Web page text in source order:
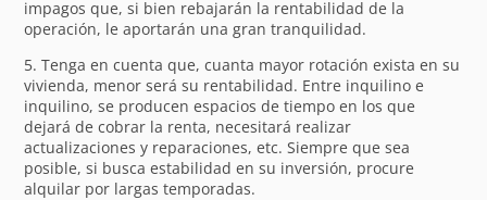
impagos que, si bien rebajarán la rentabilidad de la
operación, le aportarán una gran tranquilidad.
5. Tenga en cuenta que, cuanta mayor rotación exista en su
vivienda, menor será su rentabilidad. Entre inquilino e
inquilino, se producen espacios de tiempo en los que
dejará de cobrar la renta, necesitará realizar
actualizaciones y reparaciones, etc. Siempre que sea
posible, si busca estabilidad en su inversión, procure
alquilar por largas temporadas.